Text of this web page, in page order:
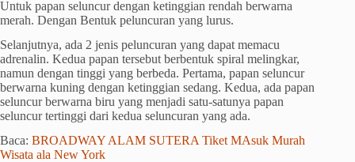
Untuk papan seluncur dengan ketinggian rendah berwarna
merah. Dengan Bentuk peluncuran yang lurus.
Selanjutnya, ada 2 jenis peluncuran yang dapat memacu
adrenalin. Kedua papan tersebut berbentuk spiral melingkar,
namun dengan tinggi yang berbeda. Pertama, papan seluncur
berwarna kuning dengan ketinggian sedang. Kedua, ada papan
seluncur berwarna biru yang menjadi satu-satunya papan
seluncur tertinggi dari kedua seluncuran yang ada.
Baca: BROADWAY ALAM SUTERA Tiket MAsuk Murah
Wisata ala New York